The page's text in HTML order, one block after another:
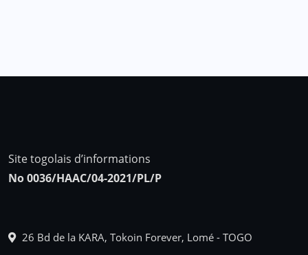
Site togolais d’informations
No 0036/HAAC/04-2021/PL/P
26 Bd de la KARA, Tokoin Forever, Lomé - TOGO